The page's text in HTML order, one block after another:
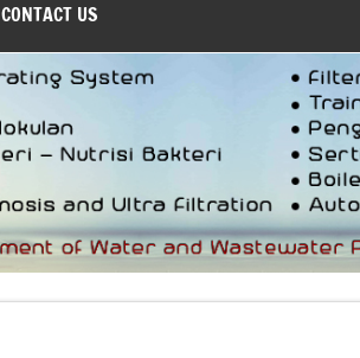
CONTACT US